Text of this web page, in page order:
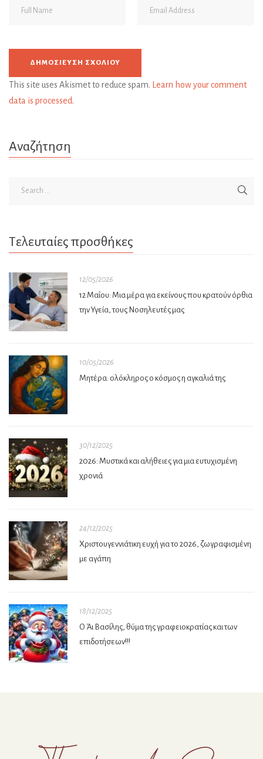
This site uses Akismet to reduce spam.
Learn how your comment
data is processed.
Αναζήτηση
Τελευταίες προσθήκες
12/05/2026
12 Μαΐου: Μια μέρα για εκείνους που κρατούν όρθια
την Υγεία, τους Νοσηλευτές μας
10/05/2026
Μητέρα: ολόκληρος ο κόσμος η αγκαλιά της
30/12/2025
2026: Μυστικά και αλήθειες για μια ευτυχισμένη
χρονιά
24/12/2025
Χριστουγεννιάτικη ευχή για το 2026, ζωγραφισμένη
με αγάπη
18/12/2025
Ο Άι Βασίλης, θύμα της γραφειοκρατίας και των
επιδοτήσεων!!!